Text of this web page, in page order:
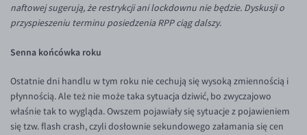
Inne pary walutowe
BGN/PLN
CAD/PLN
CNY/PLN
HKD/PLN
Aplikacja mobilna
Pomoc
Pomoc
FAQ
Konto i opłaty
Poradnik
Kontakt
Dla mediów
PL
naftowej sugerują, że restrykcji ani lockdownu nie będzie. Dyskusji o
przyspieszeniu terminu posiedzenia RPP ciąg dalszy.
Senna końcówka roku
Ostatnie dni handlu w tym roku nie cechują się wysoką zmiennością i
płynnością. Ale też nie może taka sytuacja dziwić, bo zwyczajowo
właśnie tak to wygląda. Owszem pojawiały się sytuacje z pojawieniem
się tzw. flash crash, czyli dosłownie sekundowego załamania się cen